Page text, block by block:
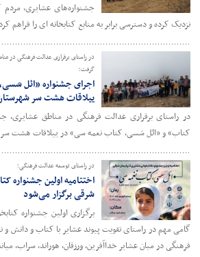
جشنواره‌های عشایری،
نزدیک کرده و دسترسی برابر به منابع کتابخانه ای را فراهم
در راستای برقراری عدالت فرهنگی در
گرفت؛
اجرای جشنواره «ائل
ییلاقات هشت سر
در راستای برقراری عدالت فرهنگی در مناطق عشایری،
کتاب» و «ائل سَسی، کتاب نغمه سی» در ییلاقات هشت سر
در راستای توسعه عدالت فرهنگی؛
اختتامیه اولین جشنواره
شرقی برگزار می‌شود
برگزاری اولین جشنواره
گامی مهم در راستای تقویت پیوند عشایر با کتاب و دانش
فرهنگی در میان عشایر خداآفرین، ورزقان، هوراند، سراب،